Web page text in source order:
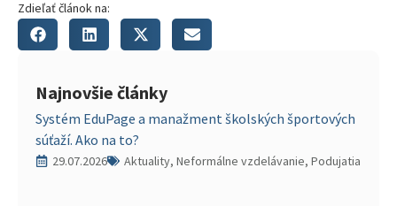
Zdieľať článok na:
Najnovšie články
Systém EduPage a manažment školských športových
súťaží. Ako na to?
29.07.2026 Aktuality, Neformálne vzdelávanie, Podujatia